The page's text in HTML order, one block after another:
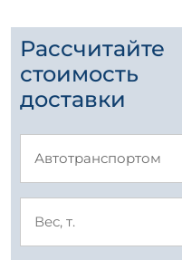
Рассчитайте
стоимость
доставки